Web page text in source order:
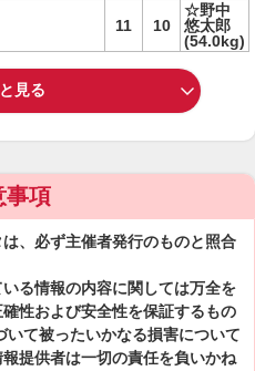
11 10
☆野中
悠太郎
(54.0kg)
見る
事項
、必ず主催者発行のものと照合
る情報の内容に関しては万全を
性および安全性を保証するもの
て被ったいかなる損害について
提供者は一切の責任を負いかね